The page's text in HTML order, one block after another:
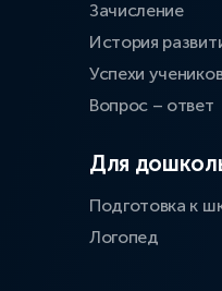
Зачисление
История
Успехи
Вопрос – ответ
Для
Подготовка к
Логопед